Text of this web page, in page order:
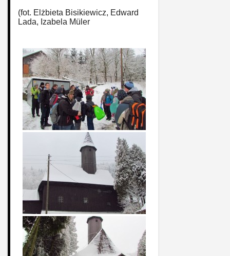
(fot. Elżbieta Bisikiewicz, Edward
Lada, Izabela Müler